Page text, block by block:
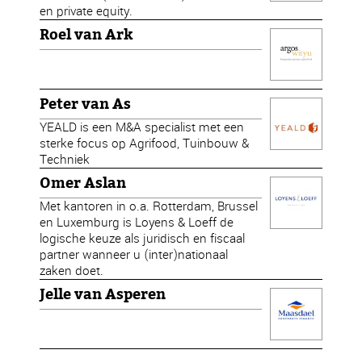
en private equity.
Roel van Ark
Peter van As
YEALD is een M&A specialist met een
sterke focus op Agrifood, Tuinbouw &
Techniek
Omer Aslan
Met kantoren in o.a. Rotterdam, Brussel
en Luxemburg is Loyens & Loeff de
logische keuze als juridisch en fiscaal
partner wanneer u (inter)nationaal
zaken doet.
Jelle van Asperen